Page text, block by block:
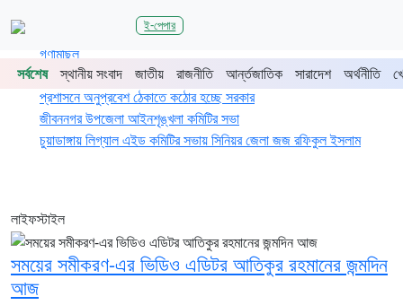
ই-পেপার
জুলাই গণঅভ্যুত্থানের দ্বিতীয় বর্ষপূর্তিতে চুয়াডাঙ্গা-মেহেরপুরে জামায়াতের
গণমিছিল
চুয়াডাঙ্গায় সওজের বাসভবন ও সড়কের ২৬টি গাছ প্রায় ৫ লাখে নিলামে বিক্রি
প্রশাসনে অনুপ্রবেশ ঠেকাতে কঠোর হচ্ছে সরকার
জীবননগর উপজেলা আইনশৃঙ্খলা কমিটির সভা
চুয়াডাঙ্গায় লিগ্যাল এইড কমিটির সভায় সিনিয়র জেলা জজ রফিকুল ইসলাম
সর্বশেষ স্থানীয় সংবাদ জাতীয় রাজনীতি আর্ন্তজাতিক সারাদেশ অর্থনীতি
লাইফস্টাইল
সময়ের সমীকরণ-এর ভিডিও এডিটর আতিকুর রহমানের জন্মদিন
আজ